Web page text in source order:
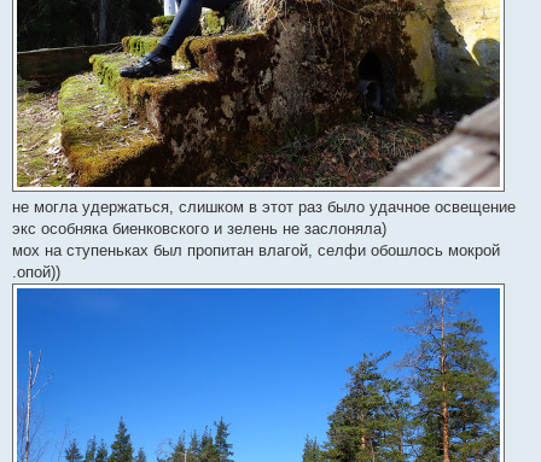
не могла удержаться, слишком в этот раз было удачное освещение
экс особняка биенковского и зелень не заслоняла)
мох на ступеньках был пропитан влагой, селфи обошлось мокрой
.опой))